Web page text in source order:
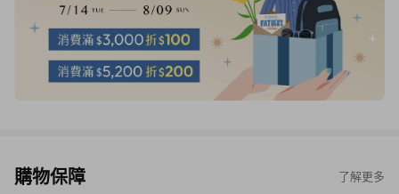
購物保障 了解更多